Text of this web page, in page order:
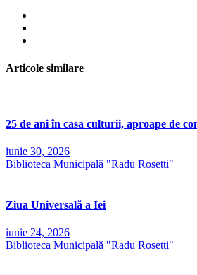
Articole similare
25 de ani în casa culturii, aproape de
iunie 30, 2026
Biblioteca Municipală "Radu Rosetti"
Ziua Universală a Iei
iunie 24, 2026
Biblioteca Municipală "Radu Rosetti"